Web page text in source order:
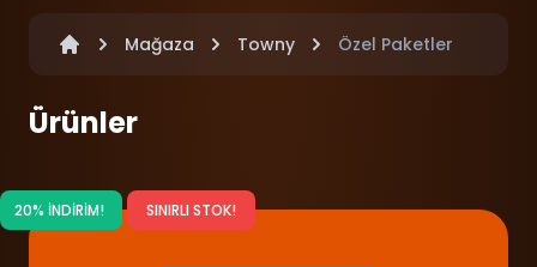
Mağaza Towny Özel Paketler
Ürünler
20% İNDİRİM! SINIRLI STOK!